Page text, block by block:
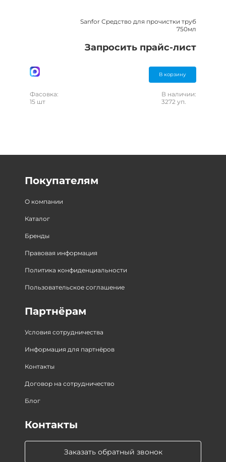
Sanfor Средство для прочистки труб
750мл
Запросить прайс-лист
В корзину
Фасовка:
15 шт
В наличии:
3272 уп.
Покупателям
О компании
Каталог
Бренды
Правовая информация
Политика конфиденциальности
Пользовательское соглашение
Партнёрам
Условия сотрудничества
Информация для партнёров
Контакты
Договор на сотрудничество
Блог
Заказать обратный звонок
Контакты